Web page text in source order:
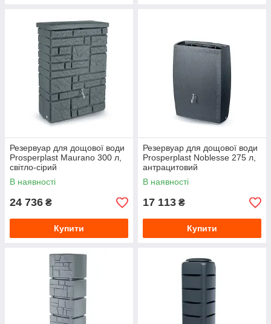
Резервуар для дощової води
Prosperplast Maurano 300 л,
світло-сірий
В наявності
24 736 ₴
Купити
Резервуар для дощової води
Prosperplast Noblesse 275 л,
антрацитовий
В наявності
17 113 ₴
Купити